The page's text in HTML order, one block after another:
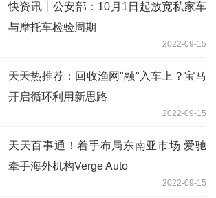
快资讯丨公安部：10月1日起放宽私家车
与摩托车检验周期
2022-09-15
天天热推荐：回收渔网"融"入车上？宝马
开启循环利用新思路
2022-09-15
天天百事通！着手布局东南亚市场 爱驰
牵手海外机构Verge Auto
2022-09-15